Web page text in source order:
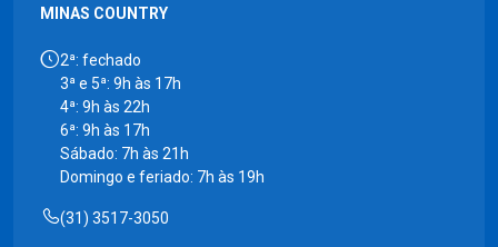
MINAS COUNTRY
2ª: fechado
3ª e 5ª: 9h às 17h
4ª: 9h às 22h
6ª: 9h às 17h
Sábado: 7h às 21h
Domingo e feriado: 7h às 19h
(31) 3517-3050